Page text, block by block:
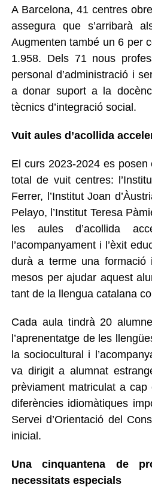
A Barcelona, 41 centres
assegura que s’arribarà
Augmenten també un 6 per
1.958. Dels 71 nous
personal d’administració i
a donar suport a la
tècnics d’integració social.
Vuit aules d’acollida
El curs 2023-2024 es posen
total de vuit centres:
Ferrer, l’Institut Joan
Pelayo, l’Institut Teresa
les aules d’acollida
l’acompanyament i l’èxit
durà a terme una formació
mesos per ajudar aquest
tant de la llengua catalana
Cada aula tindrà 20
l’aprenentatge de les
la sociocultural i
va dirigit a alumnat
prèviament matriculat a
diferències idiomàtiques
Servei d’Orientació del
inicial.
Una cinquantena de
necessitats especials